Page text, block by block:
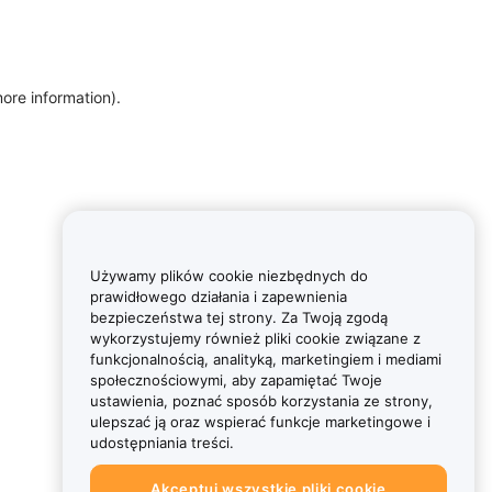
information).
Używamy plików cookie niezbędnych do
prawidłowego działania i zapewnienia
bezpieczeństwa tej strony. Za Twoją zgodą
wykorzystujemy również pliki cookie związane z
funkcjonalnością, analityką, marketingiem i mediami
społecznościowymi, aby zapamiętać Twoje
ustawienia, poznać sposób korzystania ze strony,
ulepszać ją oraz wspierać funkcje marketingowe i
udostępniania treści.